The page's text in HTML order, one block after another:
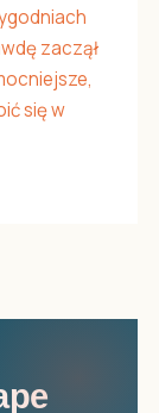
zaczął
się w